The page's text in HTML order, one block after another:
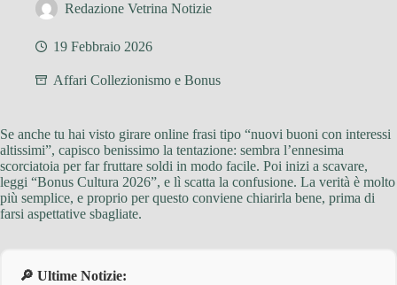
Redazione Vetrina Notizie
19 Febbraio 2026
Affari Collezionismo e Bonus
Se anche tu hai visto girare online frasi tipo “nuovi buoni con interessi
altissimi”, capisco benissimo la tentazione: sembra l’ennesima
scorciatoia per far fruttare soldi in modo facile. Poi inizi a scavare,
leggi “Bonus Cultura 2026”, e lì scatta la confusione. La verità è molto
più semplice, e proprio per questo conviene chiarirla bene, prima di
farsi aspettative sbagliate.
🔎 Ultime Notizie: